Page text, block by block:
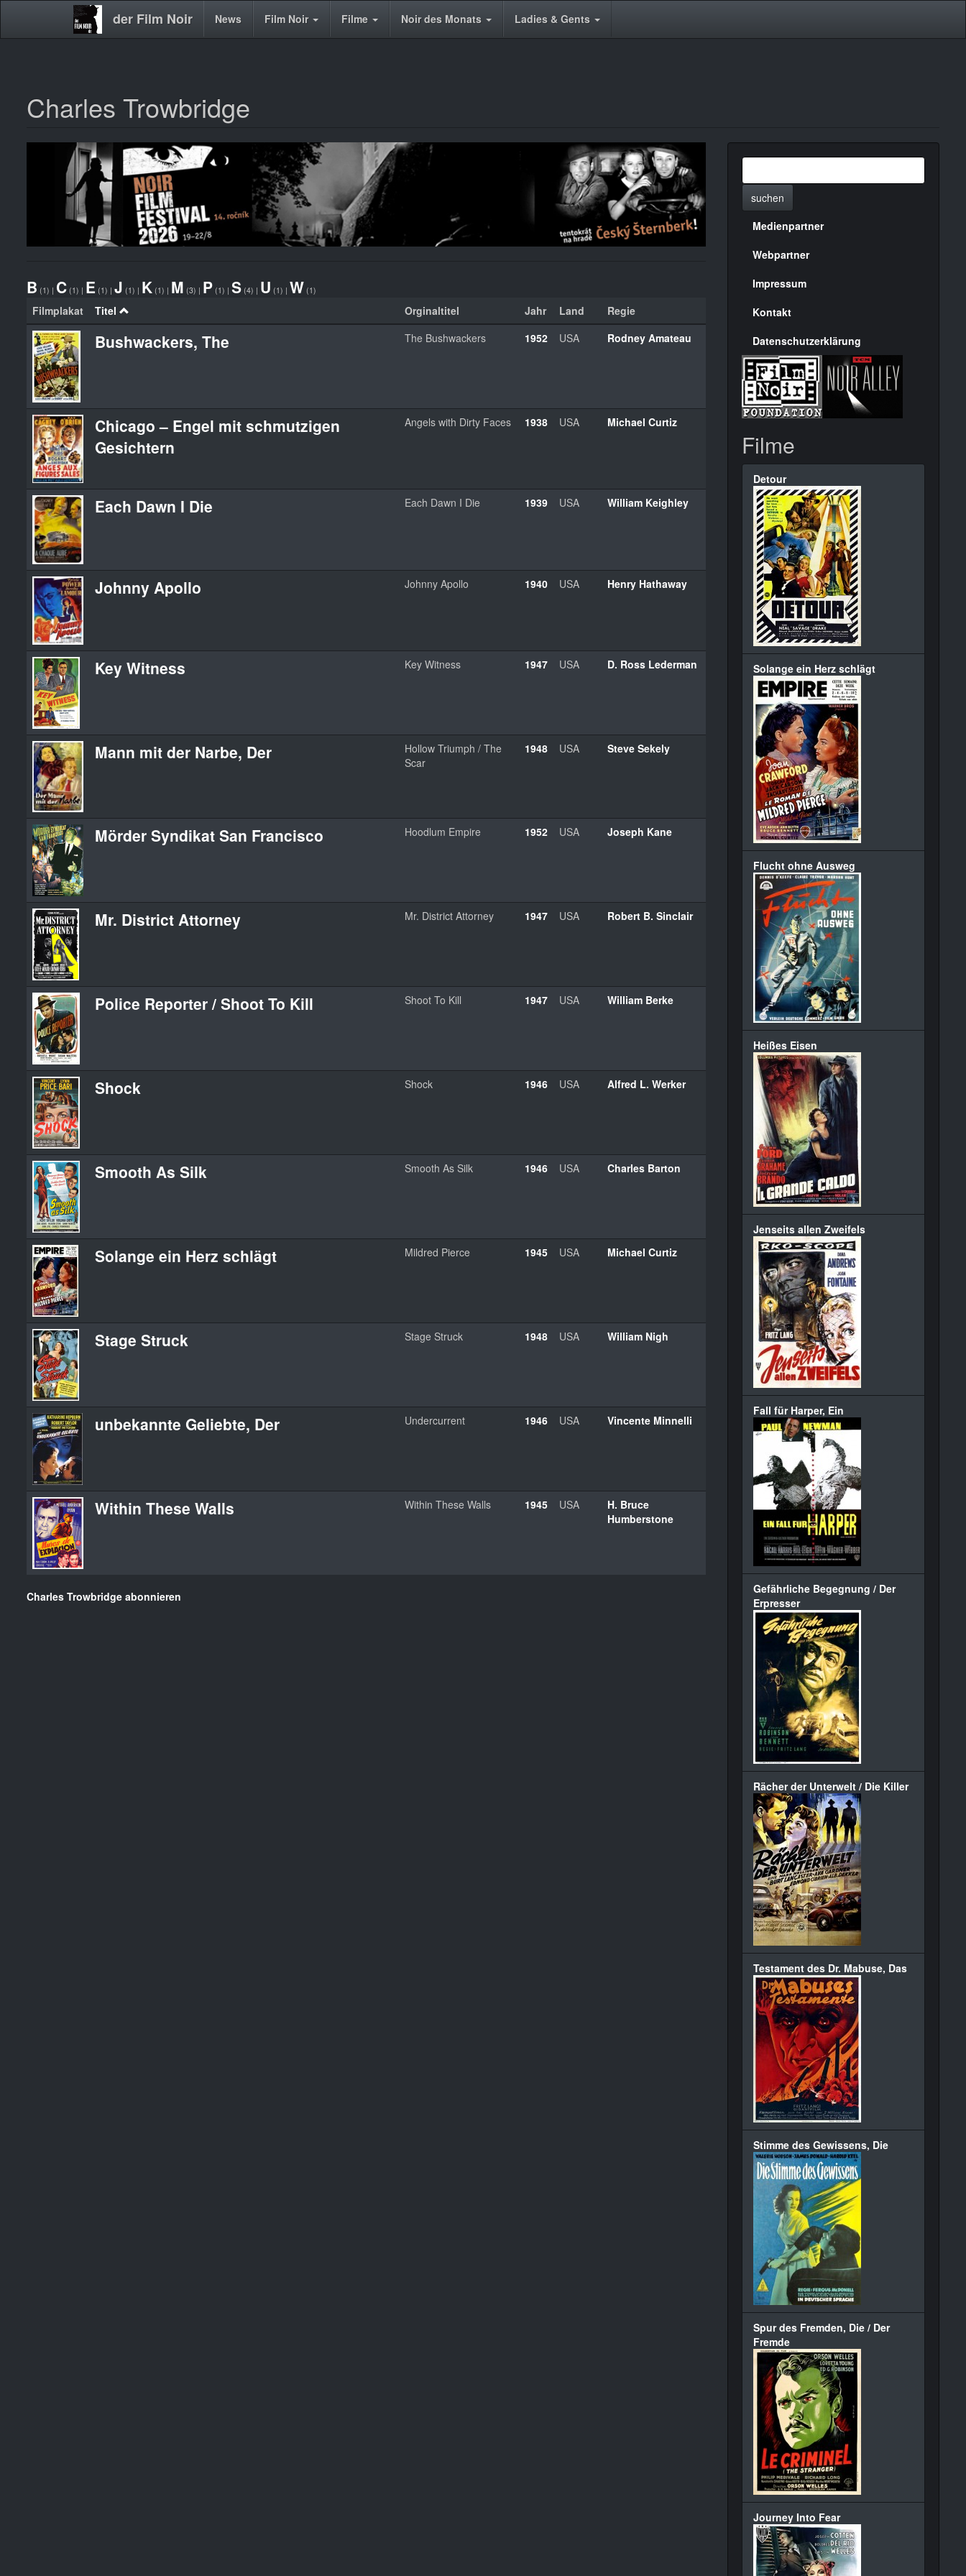
der Film Noir
Main News Film Noir Filme Noir des Monats Ladies & Gents
Charles Trowbridge
B (1) | C (1) | E (1) | J (1) | K (1) | M (3) | P (1) | S (4) | U (1) | W (1)
Filmplakat Titel Orginaltitel Jahr Land Regie
Bushwackers, The The Bushwackers 1952 USA Rodney Amateau
Chicago – Engel mit schmutzigen
Gesichtern
Angels with Dirty Faces 1938 USA Michael Curtiz
Each Dawn I Die Each Dawn I Die 1939 USA William Keighley
Johnny Apollo Johnny Apollo 1940 USA Henry Hathaway
Key Witness Key Witness 1947 USA D. Ross Lederman
Mann mit der Narbe, Der
Hollow Triumph / The
Scar
1948 USA Steve Sekely
Mörder Syndikat San Francisco Hoodlum Empire 1952 USA Joseph Kane
Mr. District Attorney Mr. District Attorney 1947 USA Robert B. Sinclair
Police Reporter / Shoot To Kill Shoot To Kill 1947 USA William Berke
Shock Shock 1946 USA Alfred L. Werker
Smooth As Silk Smooth As Silk 1946 USA Charles Barton
Solange ein Herz schlägt Mildred Pierce 1945 USA Michael Curtiz
Stage Struck Stage Struck 1948 USA William Nigh
unbekannte Geliebte, Der Undercurrent 1946 USA Vincente Minnelli
Within These Walls Within These Walls 1945 USA
H. Bruce
Humberstone
Charles Trowbridge abonnieren
suchen
Menülinks
rechte
Seite
Medienpartner
Webpartner
Impressum
Kontakt
Datenschutzerklärung
Filme
Detour
Solange ein Herz schlägt
Flucht ohne Ausweg
Heißes Eisen
Jenseits allen Zweifels
Fall für Harper, Ein
Gefährliche Begegnung / Der
Erpresser
Rächer der Unterwelt / Die Killer
Testament des Dr. Mabuse, Das
Stimme des Gewissens, Die
Spur des Fremden, Die / Der
Fremde
Journey Into Fear